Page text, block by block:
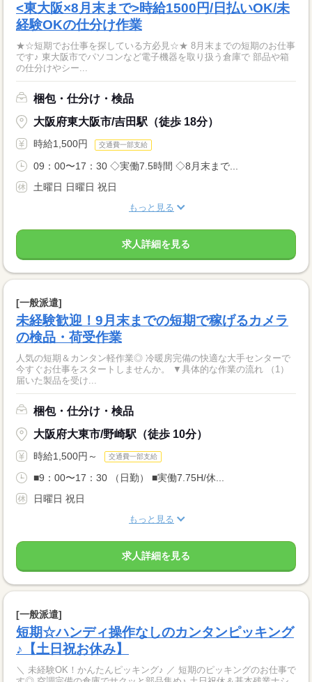
<東大阪×8月末まで>時給1500円/日払いOK/未
経験OKの仕分け作業
★☆短期でお仕事を探している方必見☆★ 8月末までの短期のお仕事
です♪ 東大阪市でパソコンなど電子機器を取り扱う倉庫で 部品や箱
の仕分けやシー...
梱包・仕分け・検品
大阪府東大阪市/吉田駅（徒歩 18分）
時給1,500円 交通費一部支給
09：00〜17：30 ◇実働7.5時間 ◇8月末まで...
土曜日 日曜日 祝日
もっと見る
求人詳細を見る
[一般派遣]
未経験歓迎！9月末までの短期で稼げるカメラ
の検品・荷受作業
人気の短期＆カンタン軽作業◎ 冷暖房完備の快適な大手センターで
今すぐお仕事をスタートしませんか。 ▼具体的な作業の流れ （1）
届いた製品を受け...
梱包・仕分け・検品
大阪府大東市/野崎駅（徒歩 10分）
時給1,500円～ 交通費一部支給
■9：00〜17：30 （日勤） ■実働7.75H/休...
日曜日 祝日
もっと見る
求人詳細を見る
[一般派遣]
短期☆ハンディ操作なしのカンタンピッキング
♪【土日祝お休み】
＼ 未経験OK！かんたんピッキング♪ ／ 短期のピッキングのお仕事で